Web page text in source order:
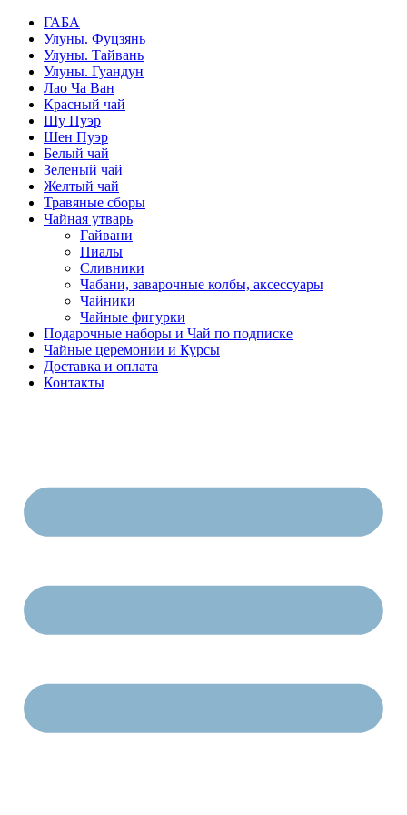
ГАБА
Улуны. Фуцзянь
Улуны. Тайвань
Улуны. Гуандун
Лао Ча Ван
Красный чай
Шу Пуэр
Шен Пуэр
Белый чай
Зеленый чай
Желтый чай
Травяные сборы
Чайная утварь
Гайвани
Пиалы
Сливники
Чабани, заварочные колбы, аксессуары
Чайники
Чайные фигурки
Подарочные наборы и Чай по подписке
Чайные церемонии и Курсы
Доставка и оплата
Контакты